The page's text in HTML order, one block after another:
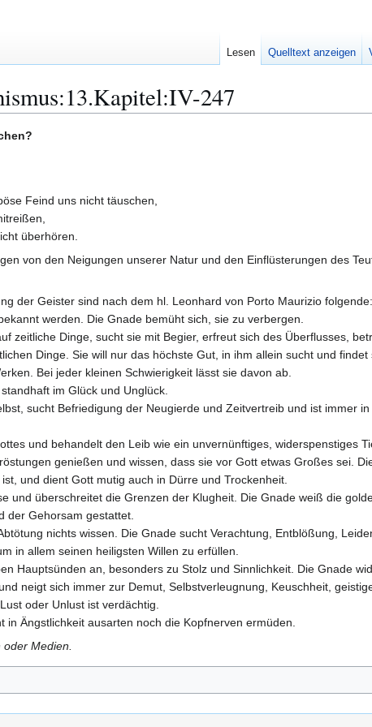
247
Feind uns nicht täuschen,
überhören.
von den Neigungen unserer Natur und den Einflüsterungen des
der Geister sind nach dem hl. Leonhard von Porto Maurizio folgende:
werden. Die Gnade bemüht sich, sie zu verbergen.
zeitliche Dinge, sucht sie mit Begier, erfreut sich des Überflusses,
Dinge. Sie will nur das höchste Gut, in ihm allein sucht und findet
Bei jeder kleinen Schwierigkeit lässt sie davon ab.
im Glück und Unglück.
sucht Befriedigung der Neugierde und Zeitvertreib und ist immer
und behandelt den Leib wie ein unvernünftiges, widerspenstiges
genießen und wissen, dass sie vor Gott etwas Großes sei.
und dient Gott mutig auch in Dürre und Trockenheit.
und überschreitet die Grenzen der Klugheit. Die Gnade weiß die
der Gehorsam gestattet.
nichts wissen. Die Gnade sucht Verachtung, Entblößung,
in allem seinen heiligsten Willen zu erfüllen.
Hauptsünden an, besonders zu Stolz und Sinnlichkeit. Die Gnade
neigt sich immer zur Demut, Selbstverleugnung, Keuschheit,
oder Unlust ist verdächtig.
in Ängstlichkeit ausarten noch die Kopfnerven ermüden.
Medien.
Lesen Quelltext anzeigen